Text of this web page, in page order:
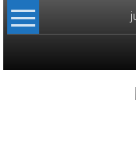
Skip to content